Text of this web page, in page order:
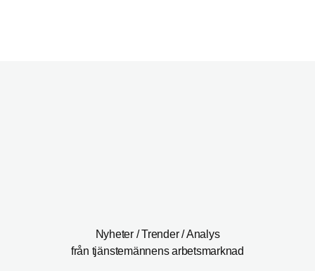
Nyheter / Trender / Analys
från tjänstemännens arbetsmarknad